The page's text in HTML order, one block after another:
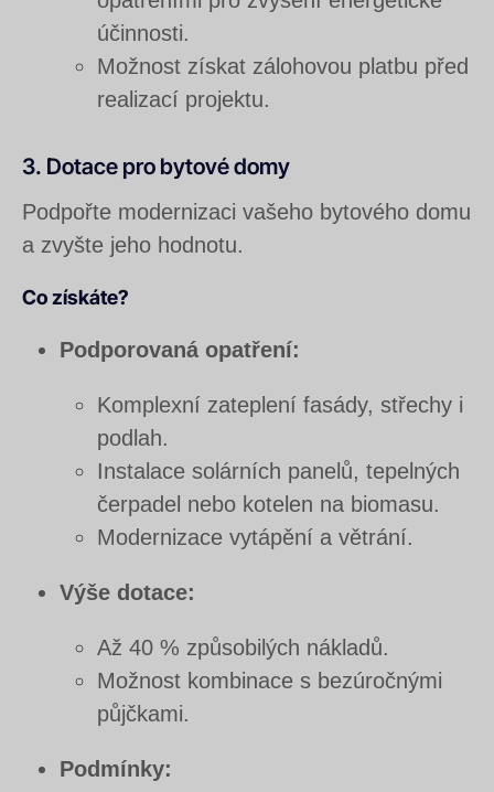
účinnosti.
Možnost získat zálohovou platbu před
realizací projektu.
3. Dotace pro bytové domy
Podpořte modernizaci vašeho bytového domu
a zvyšte jeho hodnotu.
Co získáte?
Podporovaná opatření:
Komplexní zateplení fasády, střechy i
podlah.
Instalace solárních panelů, tepelných
čerpadel nebo kotelen na biomasu.
Modernizace vytápění a větrání.
Výše dotace:
Až 40 % způsobilých nákladů.
Možnost kombinace s bezúročnými
půjčkami.
Podmínky: